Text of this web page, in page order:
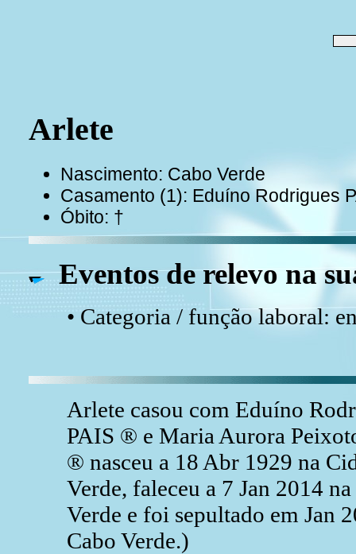
Arlete
Nascimento: Cabo Verde
Casamento (1): Eduíno Rodrigues
Óbito: †
Eventos de relevo na
• Categoria / função laboral:
Arlete casou com Eduíno
PAIS ® e Maria Aurora
® nasceu a 18 Abr 1929 na
Verde, faleceu a 7 Jan 2014
Verde e foi sepultado em Jan
Cabo Verde.)